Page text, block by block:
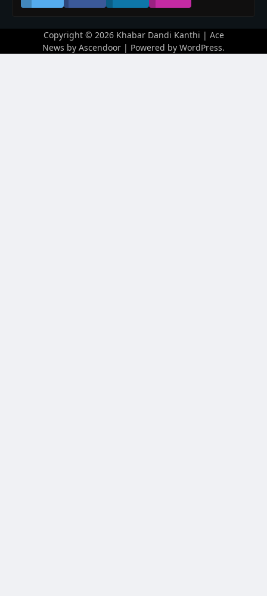
Copyright © 2026 Khabar Dandi Kanthi | Ace
News by Ascendoor | Powered by WordPress.